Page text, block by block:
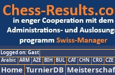
Logged on: Gast
Arabic ARM AZE BIH BUL CAT CHN CRO CZE
Home TurnierDB